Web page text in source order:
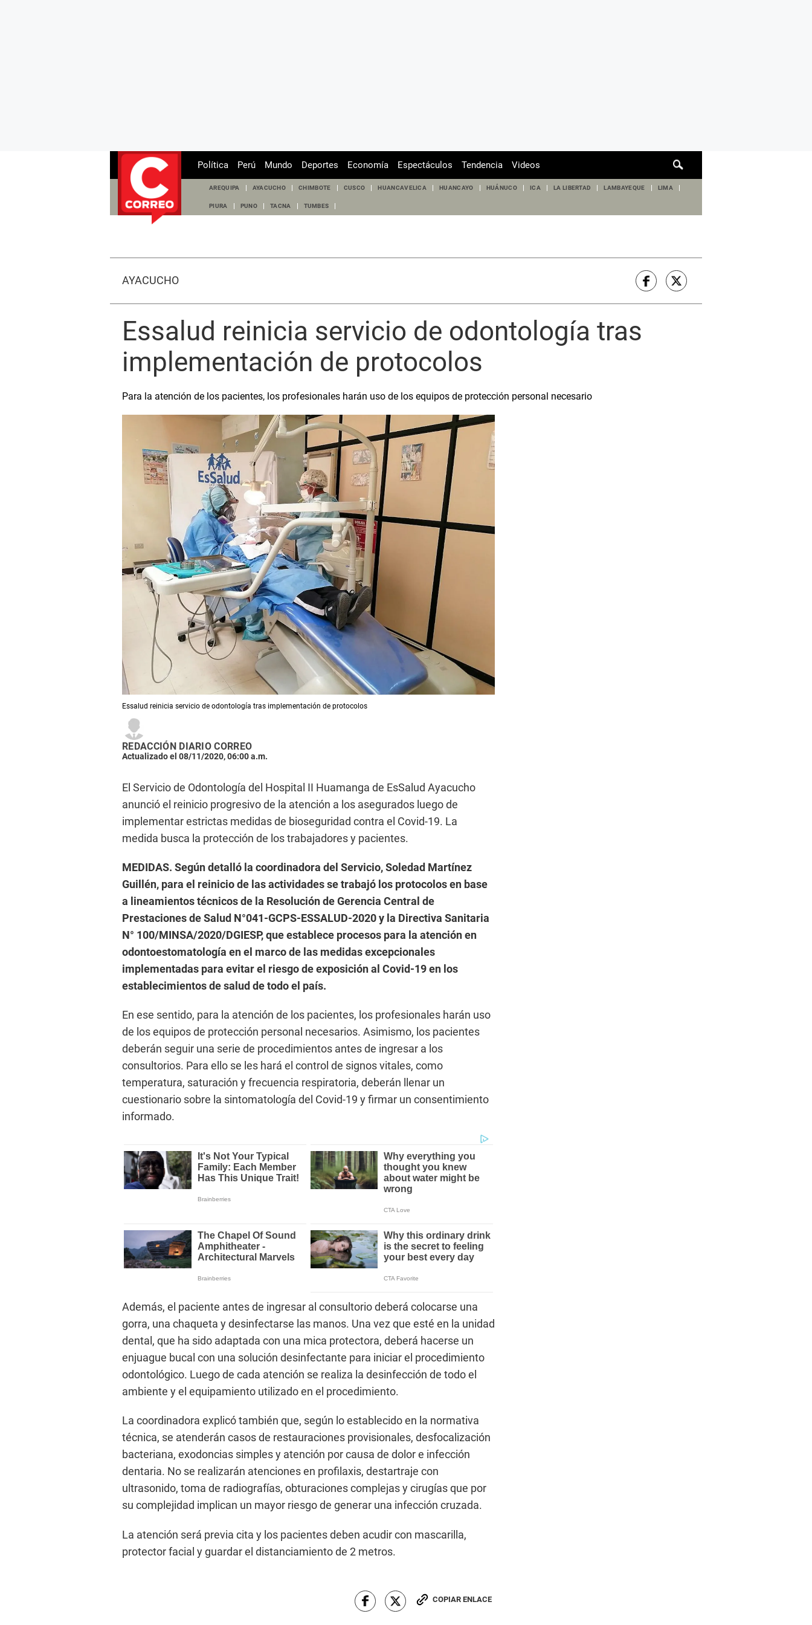
de
Política Perú Mundo Deportes Economía Espectáculos Tendencia Videos
AREQUIPA AYACUCHO CHIMBOTE CUSCO HUANCAVELICA HUANCAYO HUÁNUCO ICA LA LIBERTAD LAMBAYEQUE LIMA
PIURA PUNO TACNA TUMBES
AYACUCHO
Essalud reinicia servicio de odontología tras
implementación de protocolos
Para la atención de los pacientes, los profesionales harán uso de los equipos de protección personal necesario
Essalud reinicia servicio de odontología tras implementación de protocolos
REDACCIÓN DIARIO CORREO
Actualizado el 08/11/2020, 06:00 a.m.
El Servicio de Odontología del Hospital II Huamanga de EsSalud Ayacucho
anunció el reinicio progresivo de la atención a los asegurados luego de
implementar estrictas medidas de bioseguridad contra el Covid-19. La
medida busca la protección de los trabajadores y pacientes.
MEDIDAS. Según detalló la coordinadora del Servicio, Soledad Martínez
Guillén, para el reinicio de las actividades se trabajó los protocolos en base
a lineamientos técnicos de la Resolución de Gerencia Central de
Prestaciones de Salud N°041-GCPS-ESSALUD-2020 y la Directiva Sanitaria
N° 100/MINSA/2020/DGIESP, que establece procesos para la atención en
odontoestomatología en el marco de las medidas excepcionales
implementadas para evitar el riesgo de exposición al Covid-19 en los
establecimientos de salud de todo el país.
En ese sentido, para la atención de los pacientes, los profesionales harán uso
de los equipos de protección personal necesarios. Asimismo, los pacientes
deberán seguir una serie de procedimientos antes de ingresar a los
consultorios. Para ello se les hará el control de signos vitales, como
temperatura, saturación y frecuencia respiratoria, deberán llenar un
cuestionario sobre la sintomatología del Covid-19 y firmar un consentimiento
informado.
Además, el paciente antes de ingresar al consultorio deberá colocarse una
gorra, una chaqueta y desinfectarse las manos. Una vez que esté en la unidad
dental, que ha sido adaptada con una mica protectora, deberá hacerse un
enjuague bucal con una solución desinfectante para iniciar el procedimiento
odontológico. Luego de cada atención se realiza la desinfección de todo el
ambiente y el equipamiento utilizado en el procedimiento.
La coordinadora explicó también que, según lo establecido en la normativa
técnica, se atenderán casos de restauraciones provisionales, desfocalización
bacteriana, exodoncias simples y atención por causa de dolor e infección
dentaria. No se realizarán atenciones en profilaxis, destartraje con
ultrasonido, toma de radiografías, obturaciones complejas y cirugías que por
su complejidad implican un mayor riesgo de generar una infección cruzada.
La atención será previa cita y los pacientes deben acudir con mascarilla,
protector facial y guardar el distanciamiento de 2 metros.
COPIAR ENLACE